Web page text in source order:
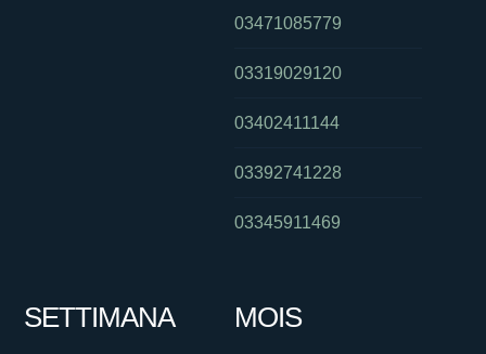
03471085779
03319029120
03402411144
03392741228
03345911469
SETTIMANA MOIS